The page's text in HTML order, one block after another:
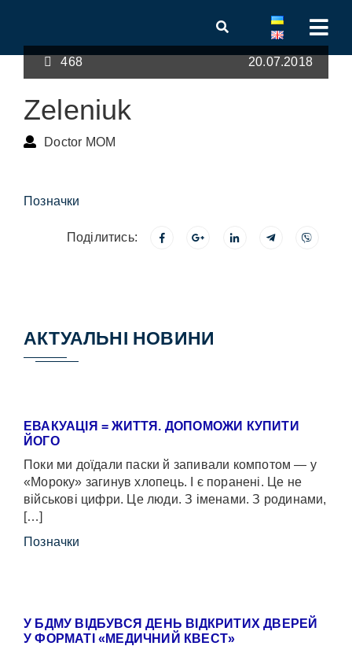
468 20.07.2018
Zeleniuk
Doctor MOM
Позначки
Поділитись:
АКТУАЛЬНІ НОВИНИ
ЕВАКУАЦІЯ = ЖИТТЯ. ДОПОМОЖИ КУПИТИ
ЙОГО
Поки ми доїдали паски й запивали компотом — у
«Мороку» загинув хлопець. І є поранені. Це не
військові цифри. Це люди. З іменами. З родинами,
[…]
Позначки
У БДМУ ВІДБУВСЯ ДЕНЬ ВІДКРИТИХ ДВЕРЕЙ
У ФОРМАТІ «МЕДИЧНИЙ КВЕСТ»